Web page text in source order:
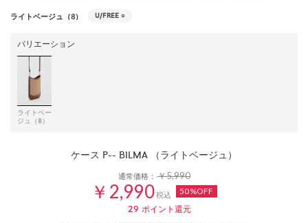
ライトベージュ（8） U/FREE ○
バリエーション
ライトベー
ジュ（8）
ケース P-- BILMA （ライトベージュ）
通常価格：￥5,990
￥2,990税込 50%OFF
29 ポイント還元